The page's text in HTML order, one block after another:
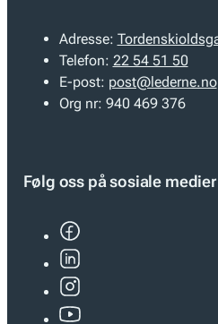
Adresse:
Telefon: 22 54 51 50
E-post: post@lederne.no
Org nr: 940 469 376
Følg oss på sosiale medier